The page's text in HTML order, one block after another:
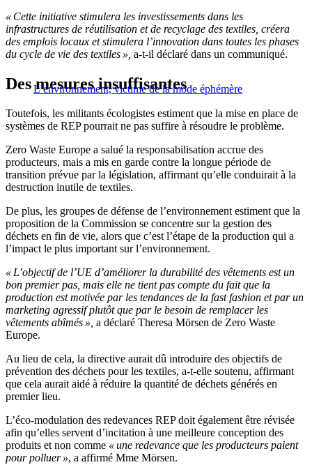
« Cette initiative stimulera les investissements dans les
infrastructures de réutilisation et de recyclage des textiles, créera
des emplois locaux et stimulera l’innovation dans toutes les phases
du cycle de vie des textiles », a-t-il déclaré dans un communiqué.
L’environnement, victime de la mode éphémère
Des mesures insuffisantes
Toutefois, les militants écologistes estiment que la mise en place de
systèmes de REP pourrait ne pas suffire à résoudre le problème.
Zero Waste Europe a salué la responsabilisation accrue des
producteurs, mais a mis en garde contre la longue période de
transition prévue par la législation, affirmant qu’elle conduirait à la
destruction inutile de textiles.
De plus, les groupes de défense de l’environnement estiment que la
proposition de la Commission se concentre sur la gestion des
déchets en fin de vie, alors que c’est l’étape de la production qui a
l’impact le plus important sur l’environnement.
« L’objectif de l’UE d’améliorer la durabilité des vêtements est un
bon premier pas, mais elle ne tient pas compte du fait que la
production est motivée par les tendances de la fast fashion et par un
marketing agressif plutôt que par le besoin de remplacer les
vêtements abîmés », a déclaré Theresa Mörsen de Zero Waste
Europe.
Au lieu de cela, la directive aurait dû introduire des objectifs de
prévention des déchets pour les textiles, a-t-elle soutenu, affirmant
que cela aurait aidé à réduire la quantité de déchets générés en
premier lieu.
L’éco-modulation des redevances REP doit également être révisée
afin qu’elles servent d’incitation à une meilleure conception des
produits et non comme « une redevance que les producteurs paient
pour polluer », a affirmé Mme Mörsen.